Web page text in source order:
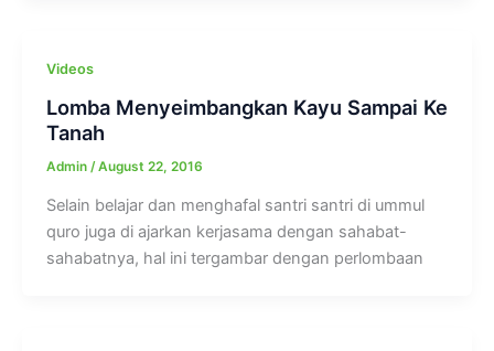
Videos
Lomba Menyeimbangkan Kayu Sampai Ke
Tanah
Admin /August 22, 2016
Selain belajar dan menghafal santri santri di ummul
quro juga di ajarkan kerjasama dengan sahabat-
sahabatnya, hal ini tergambar dengan perlombaan